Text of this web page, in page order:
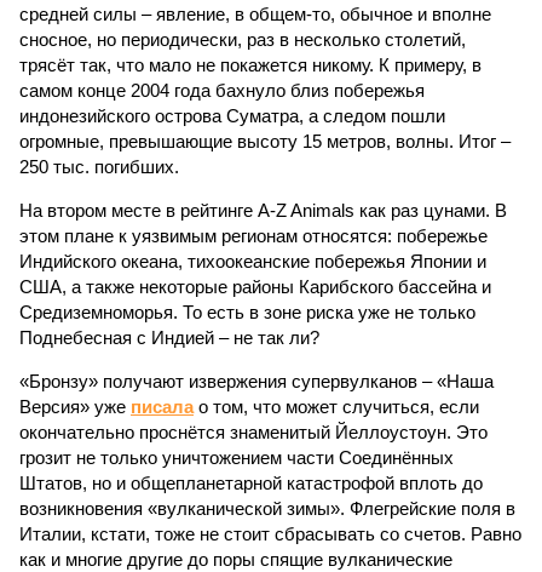
средней силы – явление, в общем-то, обычное и вполне
сносное, но периодически, раз в несколько столетий,
трясёт так, что мало не покажется никому. К примеру, в
самом конце 2004 года бахнуло близ побережья
индонезийского острова Суматра, а следом пошли
огромные, превышающие высоту 15 метров, волны. Итог –
250 тыс. погибших.
На втором месте в рейтинге A-Z Animals как раз цунами. В
этом плане к уязвимым регионам относятся: побережье
Индийского океана, тихо­океанские побережья Японии и
США, а также некоторые районы Карибского бассейна и
Средиземноморья. То есть в зоне риска уже не только
Поднебесная с Индией – не так ли?
«Бронзу» получают извержения супервулканов – «Наша
Версия» уже писалао том, что может случиться, если
окончательно проснётся знаменитый Йеллоустоун. Это
грозит не только уничтожением части Соединённых
Штатов, но и общепланетарной катастрофой вплоть до
возникновения «вулканической зимы». Флегрейские поля в
Италии, кстати, тоже не стоит сбрасывать со счетов. Равно
как и многие другие до поры спящие вулканические